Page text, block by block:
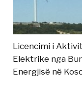
Licencimi i
Elektrike nga
Energjisë në